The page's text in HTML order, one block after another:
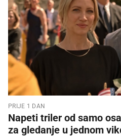
PRIJE 1 DAN
Napeti triler od samo
za gledanje u jednom